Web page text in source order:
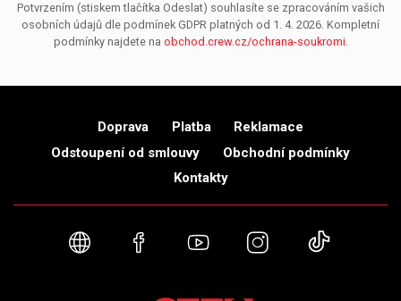
Potvrzením (stiskem tlačítka Odeslat) souhlasíte se zpracováním vašich
osobních údajů dle podmínek GDPR platných od 1. 4. 2026. Kompletní
podmínky najdete na obchod.crew.cz/ochrana-soukromi.
Doprava Platba
Reklamace
Odstoupení od smlouvy
Obchodní podmínky
Kontakty
Webové stránky
FacebookYouTubeInstagram